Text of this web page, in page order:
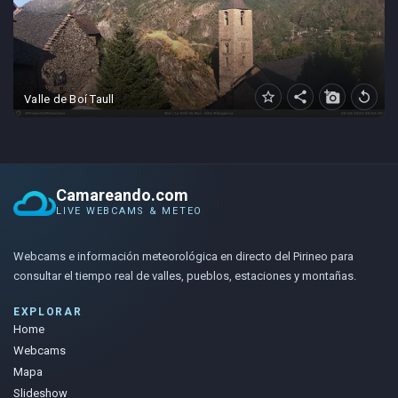
star_border share add_a_photo replay
Valle de Boí Taull
Camareando.com
LIVE WEBCAMS & METEO
Webcams e información meteorológica en directo del Pirineo para
consultar el tiempo real de valles, pueblos, estaciones y montañas.
EXPLORAR
Home
Webcams
Mapa
Slideshow